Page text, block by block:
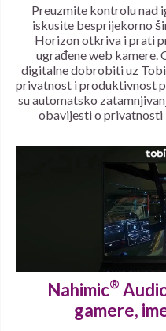
Preuzmite kontrolu nad
iskusite besprijekorno
Horizon otkriva i prati
ugrađene web kamere.
digitalne dobrobiti uz
privatnost i produktivnost
su automatsko
obavijesti o privatnosti
Nahimic®
gamere,